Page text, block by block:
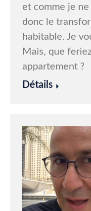
et comme je
donc le
habitable. Je
Mais, que
appartement ?
Détails